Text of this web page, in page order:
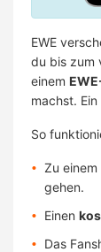
EWE
du bis zum
einem
machst.
So
Zu
gehen.
Einen
Das